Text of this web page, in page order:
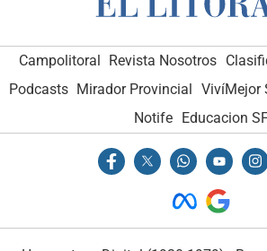
Campolitoral Revista Nosotros
Podcasts Mirador Provincial VivíMejor
Notife Educacion
Campolitoral Revista Nosotros
Podcasts Mirador Provincial VivíMejor
Notife Educacion